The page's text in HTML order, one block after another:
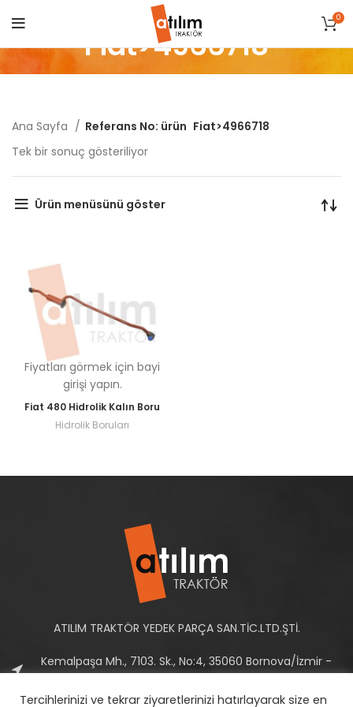
0
Fiat>4966718
Ana Sayfa Referans No: ürün Fiat>4966718
Tek bir sonuç gösteriliyor
Ürün menüsünü göster
Fiyatları görmek için bayi
girişi yapın.
Fiat 480 Hidrolik Kalın Boru
Hidrolik Boruları
ATILIM TRAKTÖR YEDEK PARÇA SAN.TİC.LTD.ŞTİ.
Kemalpaşa Mh., 7103. Sk., No:4, 35060 Bornova/İzmir -
Tercihlerinizi ve tekrar ziyaretlerinizi hatırlayarak size en